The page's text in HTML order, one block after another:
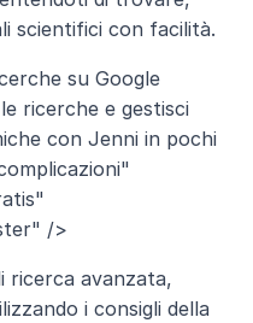
scientifici con facilità.
su Google
ricerche e gestisci
con Jenni in pochi
/>
ricerca avanzata,
i consigli della